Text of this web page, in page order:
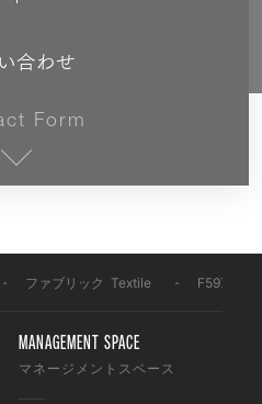
合わせ
Form
ファブリック Textile F597A
MANAGEMENT SPACE
マネージメントスペース